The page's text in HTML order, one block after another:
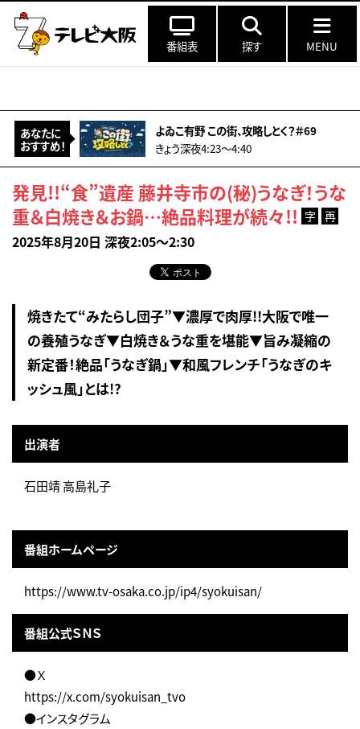
番組表 探す MENU
あなたに
おすすめ！
よゐこ有野 この街、攻略しとく？＃69
きょう深夜4:23〜4:40
発見!!“食”遺産 藤井寺市の(秘)うなぎ！うな
重＆白焼き＆お鍋…絶品料理が続々!! 字 再
2025年8月20日 深夜2:05～2:30
焼きたて“みたらし団子”▼濃厚で肉厚!!大阪で唯一
の養殖うなぎ▼白焼き＆うな重を堪能▼旨み凝縮の
新定番！絶品「うなぎ鍋」▼和風フレンチ「うなぎのキ
ッシュ風」とは!?
出演者
石田靖 高島礼子
番組ホームページ
https://www.tv-osaka.co.jp/ip4/syokuisan/
番組公式ＳＮＳ
●Ｘ
https://x.com/syokuisan_tvo
●インスタグラム